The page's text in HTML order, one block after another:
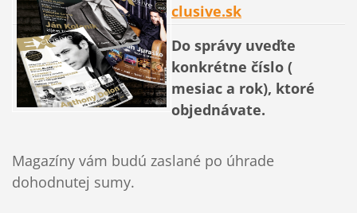
clusive.sk
Do správy uveďte
konkrétne číslo (
mesiac a rok), ktoré
objednávate.
Magazíny vám budú zaslané po úhrade
dohodnutej sumy.